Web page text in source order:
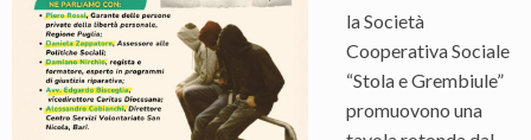
la Società
Cooperativa Sociale
“Stola e Grembiule”
promuovono una